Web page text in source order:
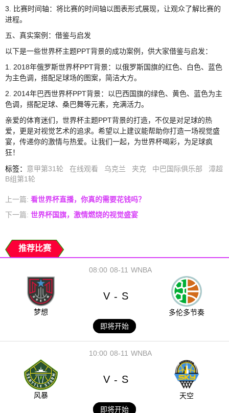
3. 比赛时间轴：将比赛的时间轴以图表形式展现，让观众了解比赛的
进程。
五、真实案例：借鉴与启发
以下是一些世界杯主题PPT背景的成功案例，供大家借鉴与启发：
1. 2018年俄罗斯世界杯PPT背景：以俄罗斯国旗的红色、白色、蓝色
为主色调，搭配足球场的图案，简洁大方。
2. 2014年巴西世界杯PPT背景：以巴西国旗的绿色、黄色、蓝色为主
色调，搭配足球、桑巴舞等元素，充满活力。
亲爱的体育迷们，世界杯主题PPT背景的打造，不仅是对足球的热
爱，更是对视觉艺术的追求。希望以上建议能帮助你打造一场视觉盛
宴，传递你的激情与热爱。让我们一起，为世界杯喝彩，为足球疯
狂！
标签： 意甲第31轮 在线观看 乌克兰 夹克 中巴国际俱乐部
漳超
B组第1轮
上一篇: 看世界杯直播，你真的需要花钱吗？
下一篇: 世界杯国旗，激情燃烧的视觉盛宴
推荐比赛
08-11
08:00 WNBA
梦想
V - S
多伦多节奏
即将开始
08-11
10:00 WNBA
风暴
V - S
天空
即将开始